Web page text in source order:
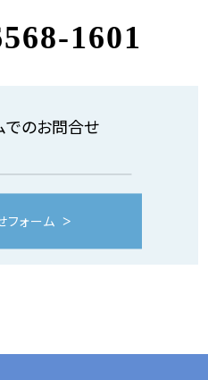
1601
でのお問合せ
フォーム